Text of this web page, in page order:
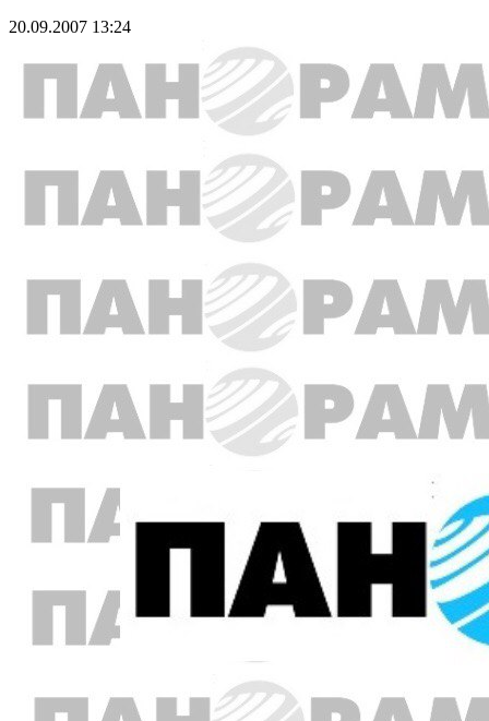
20.09.2007 13:24